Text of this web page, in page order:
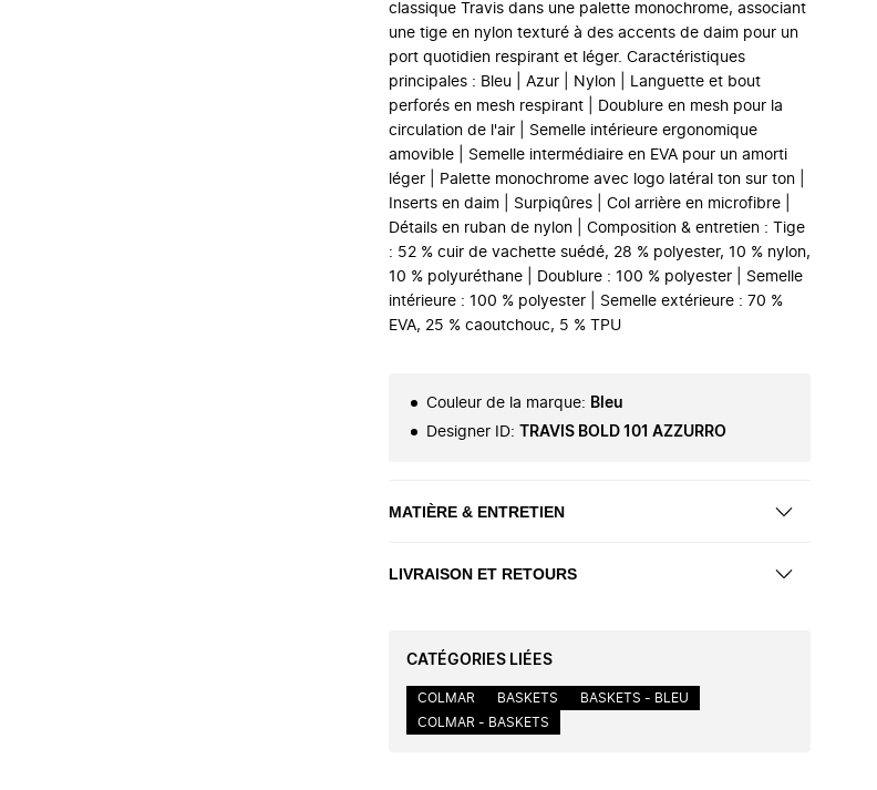
classique Travis dans une palette monochrome, associant
une tige en nylon texturé à des accents de daim pour un
port quotidien respirant et léger. Caractéristiques
principales : Bleu | Azur | Nylon | Languette et bout
perforés en mesh respirant | Doublure en mesh pour la
circulation de l'air | Semelle intérieure ergonomique
amovible | Semelle intermédiaire en EVA pour un amorti
léger | Palette monochrome avec logo latéral ton sur ton |
Inserts en daim | Surpiqûres | Col arrière en microfibre |
Détails en ruban de nylon | Composition & entretien : Tige
: 52 % cuir de vachette suédé, 28 % polyester, 10 % nylon,
10 % polyuréthane | Doublure : 100 % polyester | Semelle
intérieure : 100 % polyester | Semelle extérieure : 70 %
EVA, 25 % caoutchouc, 5 % TPU
Couleur de la marque: Bleu
Designer ID: TRAVIS BOLD 101 AZZURRO
MATIÈRE & ENTRETIEN
LIVRAISON ET RETOURS
CATÉGORIES LIÉES
COLMAR BASKETS
BASKETS - BLEU
COLMAR - BASKETS